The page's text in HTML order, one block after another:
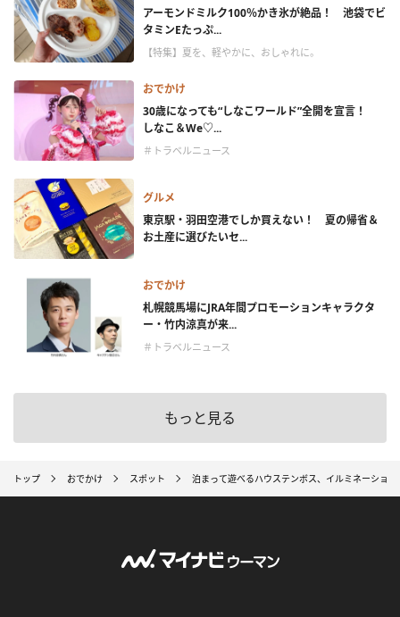
アーモンドミルク100％かき氷が絶品！ 池袋でビ
タミンEたっぷ...
【特集】夏を、軽やかに、おしゃれに。
おでかけ
30歳になっても“しなこワールド”全開を宣言！
しなこ＆We♡...
＃トラベルニュース
グルメ
東京駅・羽田空港でしか買えない！ 夏の帰省＆
お土産に選びたいセ...
おでかけ
札幌競馬場にJRA年間プロモーションキャラクタ
ー・竹内涼真が来...
＃トラベルニュース
もっと見る
トップ おでかけ スポット 泊まって遊べるハウステンボス、イルミネーショ